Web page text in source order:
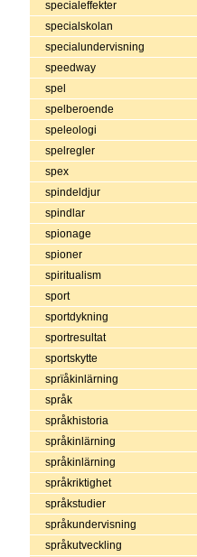
specialeffekter
specialskolan
specialundervisning
speedway
spel
spelberoende
speleologi
spelregler
spex
spindeldjur
spindlar
spionage
spioner
spiritualism
sport
sportdykning
sportresultat
sportskytte
sprïåkinlärning
språk
språkhistoria
språkinlärning
språkinlärning
språkriktighet
språkstudier
språkundervisning
språkutveckling